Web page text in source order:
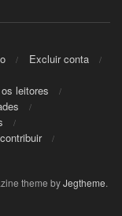
Excluir conta
leitores
theme byJegtheme.